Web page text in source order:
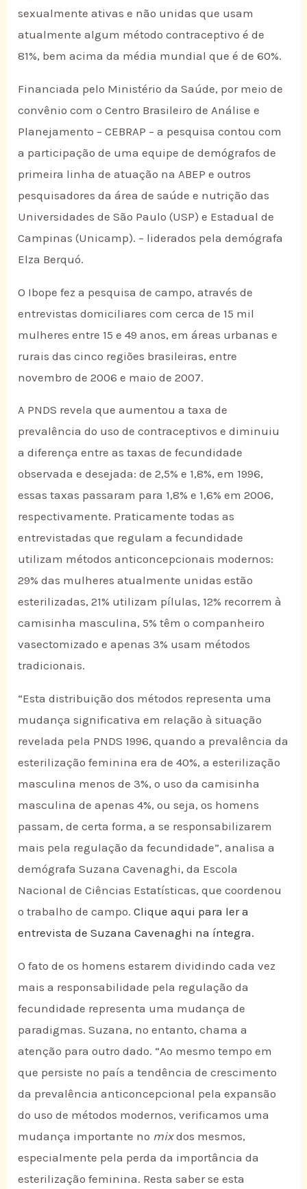
sexualmente ativas e não unidas que usam
atualmente algum método contraceptivo é de
81%, bem acima da média mundial que é de 60%.
Financiada pelo Ministério da Saúde, por meio de
convênio com o Centro Brasileiro de Análise e
Planejamento – CEBRAP – a pesquisa contou com
a participação de uma equipe de demógrafos de
primeira linha de atuação na ABEP e outros
pesquisadores da área de saúde e nutrição das
Universidades de São Paulo (USP) e Estadual de
Campinas (Unicamp). – liderados pela demógrafa
Elza Berquó.
O Ibope fez a pesquisa de campo, através de
entrevistas domiciliares com cerca de 15 mil
mulheres entre 15 e 49 anos, em áreas urbanas e
rurais das cinco regiões brasileiras, entre
novembro de 2006 e maio de 2007.
A PNDS revela que aumentou a taxa de
prevalência do uso de contraceptivos e diminuiu
a diferença entre as taxas de fecundidade
observada e desejada: de 2,5% e 1,8%, em 1996,
essas taxas passaram para 1,8% e 1,6% em 2006,
respectivamente. Praticamente todas as
entrevistadas que regulam a fecundidade
utilizam métodos anticoncepcionais modernos:
29% das mulheres atualmente unidas estão
esterilizadas, 21% utilizam pílulas, 12% recorrem à
camisinha masculina, 5% têm o companheiro
vasectomizado e apenas 3% usam métodos
tradicionais.
“Esta distribuição dos métodos representa uma
mudança significativa em relação à situação
revelada pela PNDS 1996, quando a prevalência da
esterilização feminina era de 40%, a esterilização
masculina menos de 3%, o uso da camisinha
masculina de apenas 4%, ou seja, os homens
passam, de certa forma, a se responsabilizarem
mais pela regulação da fecundidade”, analisa a
demógrafa Suzana Cavenaghi, da Escola
Nacional de Ciências Estatísticas, que coordenou
o trabalho de campo.Clique aqui para ler a
entrevista de Suzana Cavenaghi na íntegra.
O fato de os homens estarem dividindo cada vez
mais a responsabilidade pela regulação da
fecundidade representa uma mudança de
paradigmas. Suzana, no entanto, chama a
atenção para outro dado. “Ao mesmo tempo em
que persiste no país a tendência de crescimento
da prevalência anticoncepcional pela expansão
do uso de métodos modernos, verificamos uma
mudança importante no mixdos mesmos,
especialmente pela perda da importância da
esterilização feminina. Resta saber se esta